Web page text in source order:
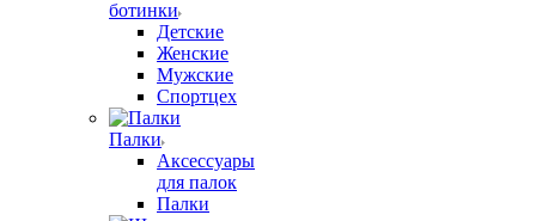
ботинки
Детские
Женские
Мужские
Спортцех
Палки
Аксессуары
для палок
Палки